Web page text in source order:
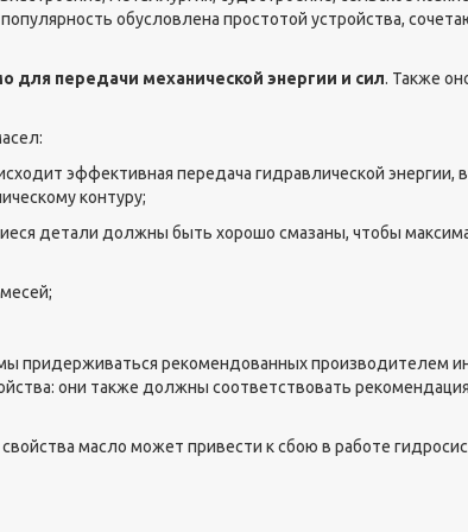
обусловлена простотой устройства,
для передачи механической энергии и сил. Также
эффективная передача гидравлической энергии,
контуру;
детали должны быть хорошо смазаны, чтобы
придерживаться рекомендованных производителем
они также должны соответствовать
масло может привести к сбою в работе